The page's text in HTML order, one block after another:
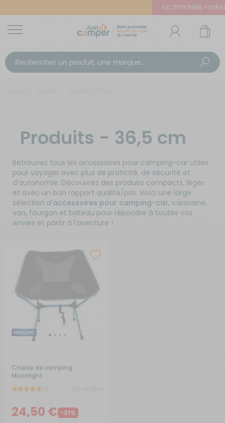
EXCEPTIONNEL !
Produits - 36,5 cm
Retrouvez tous les accessoires pour camping-car utiles
pour voyager avec plus de praticité, de sécurité et
d’autonomie. Découvrez des produits compacts, léger
et avec un bon rapport qualité/prix. Voici une large
sélection d’accessoires pour camping-car, caravane,
van, fourgon et bateau pour répondre à toutes vos
envies et partir à l'aventure !
Chaise de camping
Moonlight
24,50 € -31%